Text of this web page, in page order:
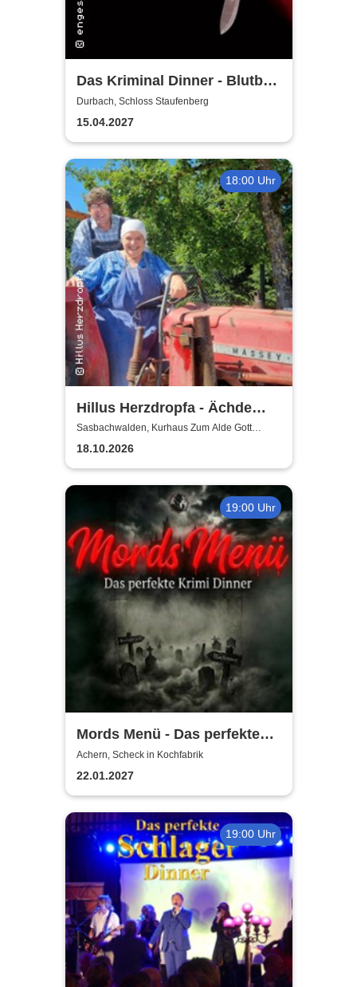
Das Kriminal Dinner - Blutbad
im Gemeinderat
Durbach, Schloss Staufenberg
15.04.2027
18:00 Uhr
Hillus Herzdropfa - Ächde
Älbler
Sasbachwalden, Kurhaus Zum Alde Gott
Sasbachwalden
18.10.2026
19:00 Uhr
Mords Menü - Das perfekte
Krimi Dinner
Achern, Scheck in Kochfabrik
22.01.2027
19:00 Uhr